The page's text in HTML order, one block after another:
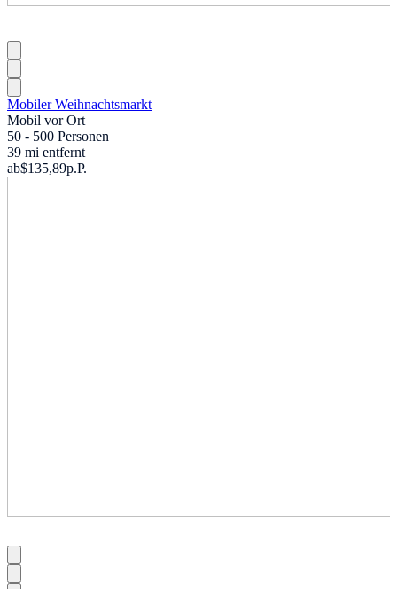
Mobiler Weihnachtsmarkt
Mobil vor Ort
50 - 500 Personen
39 mi entfernt
ab$135,89p.P.